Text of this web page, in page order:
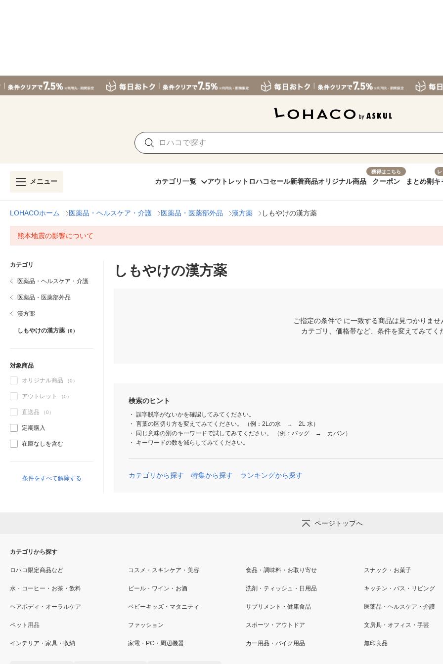
メニュー カテゴリ一覧 アウトレット ロハコセール新着商品オリジナル商品
獲得はこちら
クーポン まとめ割キ
LOHACOホーム 医薬品・ヘルスケア・介護 医薬品・医薬部外品 漢方薬 しもやけの漢方薬
熊本地震の影響について
カテゴリ
医薬品・ヘルスケア・介護
医薬品・医薬部外品
漢方薬
しもやけの漢方薬 （0）
対象商品
オリジナル商品 （0）
アウトレット （0）
直送品 （0）
定期購入
在庫なしを含む
条件をすべて解除する
しもやけの漢方薬
ご指定の条件で に一致する商品は見つかりませ
カテゴリ、価格帯など、条件を変えてみてく
検索のヒント
誤字脱字がないかを確認してみてください。
言葉の区切り方を変えてみてください。 （例：2Lの水 → 2L 水）
同じ意味の別のキーワードで試してみてください。 （例：バッグ → カバン）
キーワードの数を減らしてみてください。
カテゴリから探す 特集から探す ランキングから探す
ページトップへ
カテゴリから探す
ロハコ限定商品など コスメ・スキンケア・美容 食品・調味料・お取り寄せ スナック・お菓子
水・コーヒー・お茶・飲料 ビール・ワイン・お酒 洗剤・ティッシュ・日用品 キッチン・バス・リビング
ヘアボディ・オーラルケア ベビーキッズ・マタニティ サプリメント・健康食品 医薬品・ヘルスケア・介護
ペット用品 ファッション スポーツ・アウトドア 文房具・オフィス・手芸
インテリア・家具・収納 家電・PC・周辺機器 カー用品・バイク用品 無印良品